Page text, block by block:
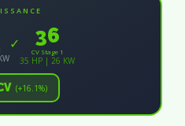
✓ 36
CV Stage 1
35 HP | 26 KW
(+16.1%)